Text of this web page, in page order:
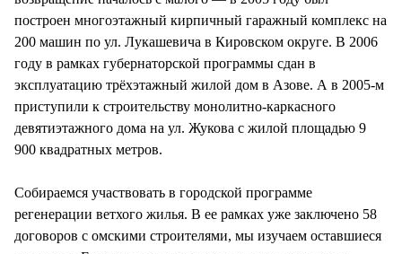
построен многоэтажный кирпичный гаражный комплекс на
200 машин по ул. Лукашевича в Кировском округе. В 2006
году в рамках губернаторской программы сдан в
эксплуатацию трёхэтажный жилой дом в Азове. А в 2005-м
приступили к строительству монолитно-каркасного
девятиэтажного дома на ул. Жукова с жилой площадью 9
900 квадратных метров.
Собираемся участвовать в городской программе
регенерации ветхого жилья. В ее рамках уже заключено 58
договоров с омскими строителями, мы изучаем оставшиеся